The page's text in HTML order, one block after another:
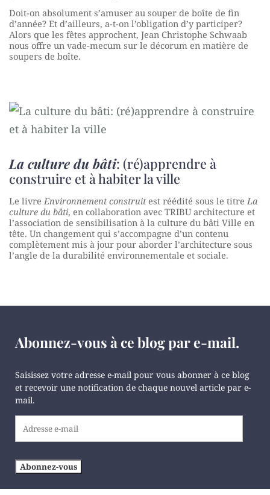
Doit-on absolument s’amuser au souper de boîte de fin
d’année? Et d’ailleurs, a-t-on l’obligation d’y participer?
Alors que les fêtes approchent, Jean Christophe Schwaab
nous offre un vade-mecum sur le décorum en matière de
soupers de boîte.
La culture du bâti: (ré)apprendre à
construire et à habiter la ville
Le livre Environnement construitest réédité sous le titre La
culture du bâti, en collaboration avec TRIBU architecture et
l’association de sensibilisation à la culture du bâti Ville en
tête. Un changement qui s’accompagne d’un contenu
complètement mis à jour pour aborder l’architecture sous
l’angle de la durabilité environnementale et sociale.
Abonnez-vous à ce blog par e-mail.
Saisissez votre adresse e-mail pour vous abonner à ce blog
et recevoir une notification de chaque nouvel article par e-
mail.
Abonnez-vous